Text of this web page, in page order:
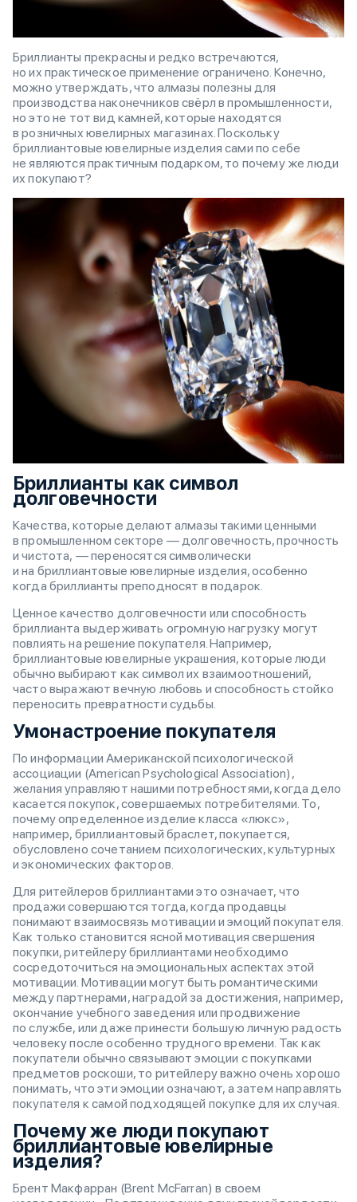
Бриллианты прекрасны и редко встречаются,
но их практическое применение ограничено. Конечно,
можно утверждать, что алмазы полезны для
производства наконечников свёрл в промышленности,
но это не тот вид камней, которые находятся
в розничных ювелирных магазинах. Поскольку
бриллиантовые ювелирные изделия сами по себе
не являются практичным подарком, то почему же люди
их покупают?
Бриллианты как символ
долговечности
Качества, которые делают алмазы такими ценными
в промышленном секторе — долговечность, прочность
и чистота, — переносятся символически
и на бриллиантовые ювелирные изделия, особенно
когда бриллианты преподносят в подарок.
Ценное качество долговечности или способность
бриллианта выдерживать огромную нагрузку могут
повлиять на решение покупателя. Например,
бриллиантовые ювелирные украшения, которые люди
обычно выбирают как символ их взаимоотношений,
часто выражают вечную любовь и способность стойко
переносить превратности судьбы.
Умонастроение покупателя
По информации Американской психологической
ассоциации (American Psychological Association),
желания управляют нашими потребностями, когда дело
касается покупок, совершаемых потребителями. То,
почему определенное изделие класса «люкс»,
например, бриллиантовый браслет, покупается,
обусловлено сочетанием психологических, культурных
и экономических факторов.
Для ритейлеров бриллиантами это означает, что
продажи совершаются тогда, когда продавцы
понимают взаимосвязь мотивации и эмоций покупателя.
Как только становится ясной мотивация свершения
покупки, ритейлеру бриллиантами необходимо
сосредоточиться на эмоциональных аспектах этой
мотивации. Мотивации могут быть романтическими
между партнерами, наградой за достижения, например,
окончание учебного заведения или продвижение
по службе, или даже принести большую личную радость
человеку после особенно трудного времени. Так как
покупатели обычно связывают эмоции с покупками
предметов роскоши, то ритейлеру важно очень хорошо
понимать, что эти эмоции означают, а затем направлять
покупателя к самой подходящей покупке для их случая.
Почему же люди покупают
бриллиантовые ювелирные
изделия?
Брент Макфарран (Brent McFarran) в своем